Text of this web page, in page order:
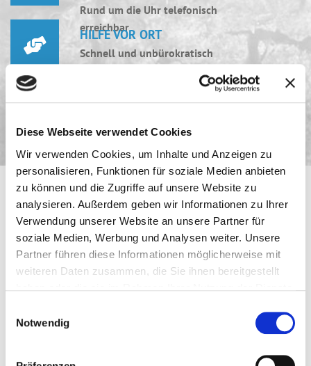
Diese Webseite verwendet Cookies
Wir verwenden Cookies, um Inhalte und Anzeigen zu
personalisieren, Funktionen für soziale Medien anbieten
zu können und die Zugriffe auf unsere Website zu
analysieren. Außerdem geben wir Informationen zu Ihrer
Verwendung unserer Website an unsere Partner für
soziale Medien, Werbung und Analysen weiter. Unsere
Partner führen diese Informationen möglicherweise mit
weiteren Daten zusammen, die Sie ihnen bereitgestellt
Notwendig
Rund um die Uhr telefonisch
erreichbar
HILFE VOR ORT
Schnell und unbürokratisch
AKTUELLE NEUIGKEITEN